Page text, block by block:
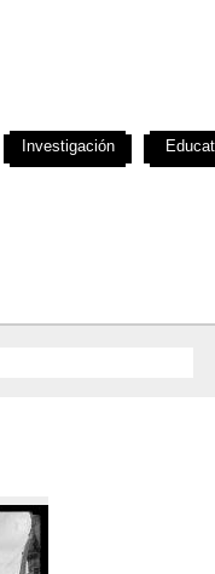
Investigación